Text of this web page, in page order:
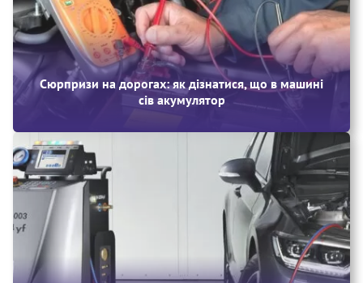
Сюрпризи на дорогах: як дізнатися, що в машині
сів акумулятор